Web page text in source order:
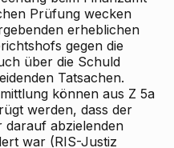
Prüfung wecken
erheblichen
gegen die
über die Schuld
Tatsachen.
können aus Z 5a
werden, dass der
darauf abzielenden
war (RIS-Justiz